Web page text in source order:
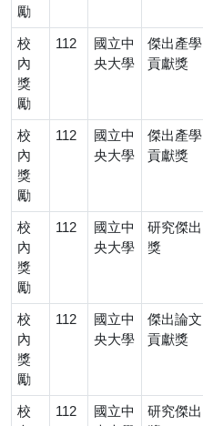
勵
校
內
獎
勵
112
國立中
央大學
傑出產學
貢獻獎
校
內
獎
勵
112
國立中
央大學
傑出產學
貢獻獎
校
內
獎
勵
112
國立中
央大學
研究傑出
獎
校
內
獎
勵
112
國立中
央大學
傑出論文
貢獻獎
校
112
國立中
研究傑出